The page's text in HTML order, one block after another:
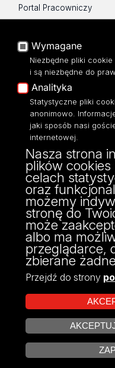
Portal Pracowniczy
Baza Aktów Własnych
Moodle
Eksperci UŁ
Polityka Prywatności
Dostępność
ul. Narutowicza 68, 90-
NIP: 724 000 32 43
Adres do doręczeń
AE:PL-74796-17640-
KONTAKT
Projekt Multiportalu UŁ
Wymagane
Niezbędne pliki
i są niezbędne do
Analityka
Statystyczne pliki
anonimowo.
jaki sposób nasi
internetowej.
Nasza strona
plików
celach
oraz
możemy
stronę do
może
albo ma
przeglądarce,
zbierane
Przejdź do strony